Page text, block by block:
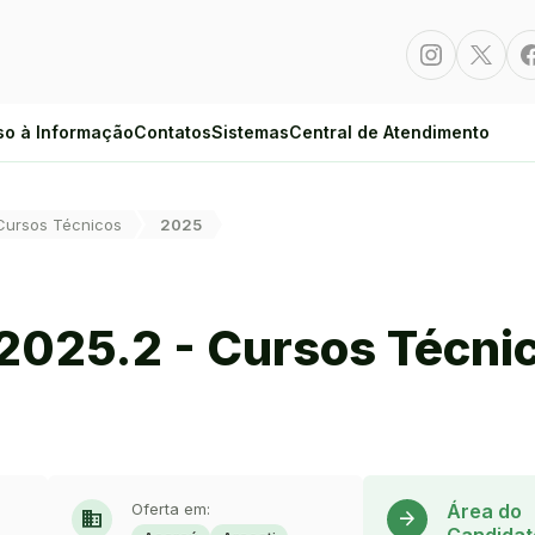
Instagram
à InformaçãoContatosSistemasCentral de Atendimento
Técnicos 2025
- Cursos
domain
Oferta em:
arrow_forward
Área do